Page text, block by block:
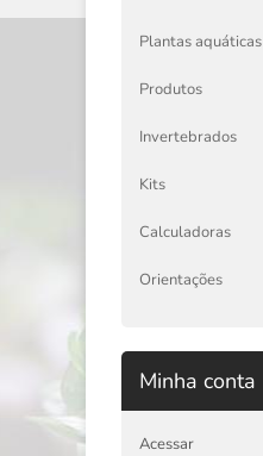
Plantas aquáticas
Produtos
Invertebrados
Kits
Calculadoras
Orientações
Minha conta
Acessar